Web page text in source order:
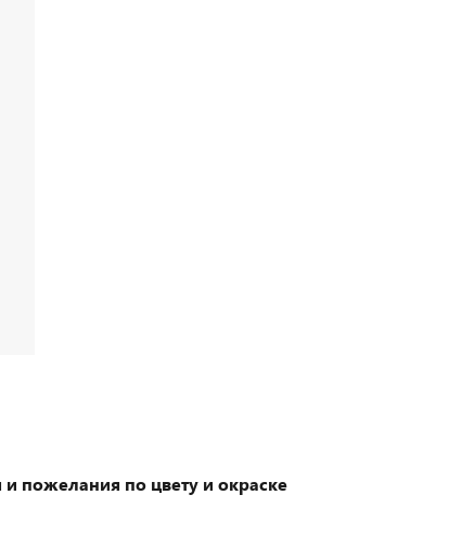
пожелания по цвету и окраске